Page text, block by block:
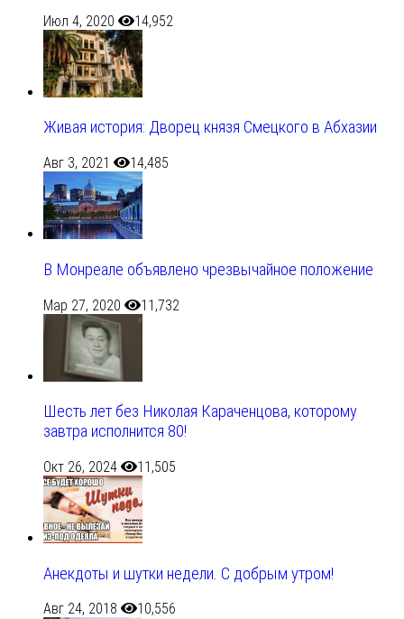
Июл 4, 2020 14,952
Живая история: Дворец князя Смецкого в Абхазии
Авг 3, 2021 14,485
В Монреале объявлено чрезвычайное положение
Мар 27, 2020 11,732
Шесть лет без Николая Караченцова, которому
завтра исполнится 80!
Окт 26, 2024 11,505
Анекдоты и шутки недели. С добрым утром!
Авг 24, 2018 10,556